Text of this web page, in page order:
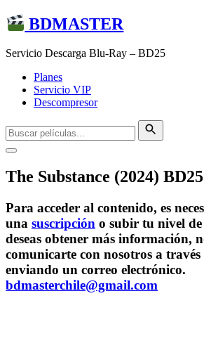
BDMASTER
Servicio Descarga Blu-Ray – BD25
Planes
Servicio VIP
Descompresor
The Substance (2024)
Para acceder al contenido, es
una suscripción o subir tu nivel
deseas obtener más información,
comunicarte con nosotros a través
enviando un correo electrónico.
bdmasterchile@gmail.com